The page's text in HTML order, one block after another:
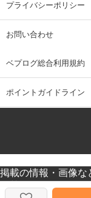
プライバシーポリシー
お問い合わせ
ベプログ総合利用規約
ポイントガイドライン
掲載の情報・画像な
を禁じます。